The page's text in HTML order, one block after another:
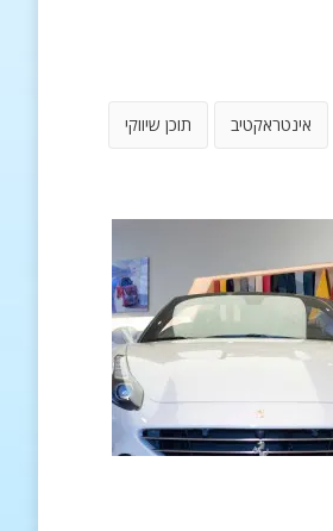
אינטראקטיב תוכן שיווקי